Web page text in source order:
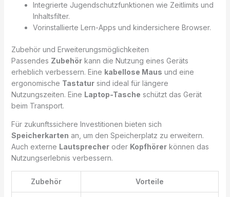
Integrierte Jugendschutzfunktionen wie Zeitlimits und
Inhaltsfilter.
Vorinstallierte Lern-Apps und kindersichere Browser.
Zubehör und Erweiterungsmöglichkeiten
Passendes Zubehörkann die Nutzung eines Geräts
erheblich verbessern. Eine kabellose Maus und eine
ergonomische Tastatursind ideal für längere
Nutzungszeiten. Eine Laptop-Tasche schützt das Gerät
beim Transport.
Für zukunftssichere Investitionen bieten sich
Speicherkarten an, um den Speicherplatz zu erweitern.
Auch externe Lautsprecheroder Kopfhörerkönnen das
Nutzungserlebnis verbessern.
Zubehör Vorteile